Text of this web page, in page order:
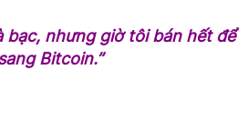
bạc, nhưng giờ tôi bán hết để
Bitcoin.”